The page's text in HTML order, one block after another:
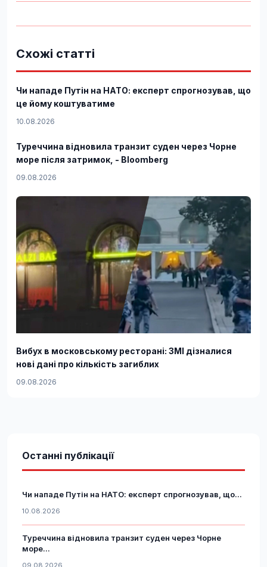
Схожі статті
Чи нападе Путін на НАТО: експерт спрогнозував, що
це йому коштуватиме
10.08.2026
Туреччина відновила транзит суден через Чорне
море після затримок, - Bloomberg
09.08.2026
Вибух в московському ресторані: ЗМІ дізналися
нові дані про кількість загиблих
09.08.2026
Останні публікації
Чи нападе Путін на НАТО: експерт спрогнозував, що...
10.08.2026
Туреччина відновила транзит суден через Чорне
море...
09.08.2026